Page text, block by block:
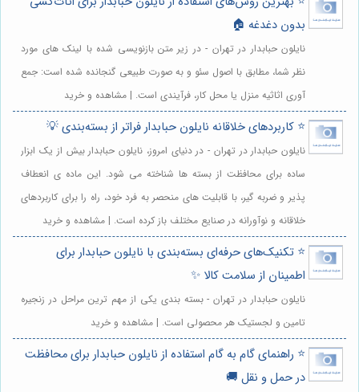
بدون دغدغه 🏠
نایلون حبابدار در تهران - در زیر متن بازنویسی شده با لینک های مورد
نظر شما، مطابق با اصول سئو و به صورت طبیعی گنجانده شده است: جمع
آوری اثاثیه منزل یا محل کار، فرآیندی است. | مشاهده و خرید
⭐️ کاربردهای خلاقانه نایلون حبابدار فراتر از بسته‌بندی 💡
نایلون حبابدار در تهران - در دنیای امروز، نایلون حبابدار بیش از یک ابزار
ساده برای محافظت از بسته ها شناخته می شود. این ماده ی انعطاف
پذیر و ضربه گیر، با قابلیت های منحصر به فرد خود، راه را برای کاربردهای
خلاقانه و نوآورانه در صنایع مختلف باز کرده است. | مشاهده و خرید
⭐️ تکنیک‌های حرفه‌ای بسته‌بندی با نایلون حبابدار برای
اطمینان از سلامت کالا ✨
نایلون حبابدار در تهران - بسته بندی یکی از مهم ترین مراحل در زنجیره
تامین و لجستیک هر محصولی است. | مشاهده و خرید
⭐️ راهنمای گام به گام استفاده از نایلون حبابدار برای محافظت
در حمل و نقل 🚚